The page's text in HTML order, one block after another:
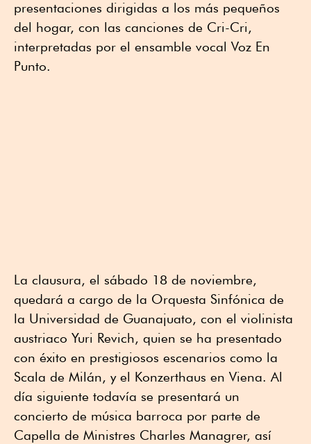
presentaciones dirigidas a los más pequeños
del hogar, con las canciones de Cri-Cri,
interpretadas por el ensamble vocal Voz En
Punto.
La clausura, el sábado 18 de noviembre,
quedará a cargo de la Orquesta Sinfónica de
la Universidad de Guanajuato, con el violinista
austriaco Yuri Revich, quien se ha presentado
con éxito en prestigiosos escenarios como la
Scala de Milán, y el Konzerthaus en Viena. Al
día siguiente todavía se presentará un
concierto de música barroca por parte de
Capella de Ministres Charles Managrer, así